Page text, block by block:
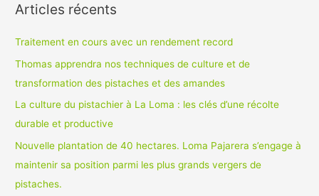
Articles récents
Traitement en cours avec un rendement record
Thomas apprendra nos techniques de culture et de
transformation des pistaches et des amandes
La culture du pistachier à La Loma : les clés d’une récolte
durable et productive
Nouvelle plantation de 40 hectares. Loma Pajarera s’engage à
maintenir sa position parmi les plus grands vergers de
pistaches.